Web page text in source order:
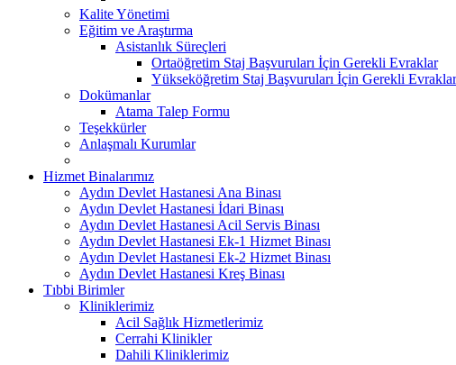
Kalite Yönetimi
Eğitim ve Araştırma
Asistanlık Süreçleri
Ortaöğretim Staj Başvuruları İçin Gerekli Evraklar
Yükseköğretim Staj Başvuruları İçin Gerekli Evraklar
Dokümanlar
Atama Talep Formu
Teşekkürler
Anlaşmalı Kurumlar
Hizmet Binalarımız
Aydın Devlet Hastanesi Ana Binası
Aydın Devlet Hastanesi İdari Binası
Aydın Devlet Hastanesi Acil Servis Binası
Aydın Devlet Hastanesi Ek-1 Hizmet Binası
Aydın Devlet Hastanesi Ek-2 Hizmet Binası
Aydın Devlet Hastanesi Kreş Binası
Tıbbi Birimler
Kliniklerimiz
Acil Sağlık Hizmetlerimiz
Cerrahi Klinikler
Dahili Kliniklerimiz